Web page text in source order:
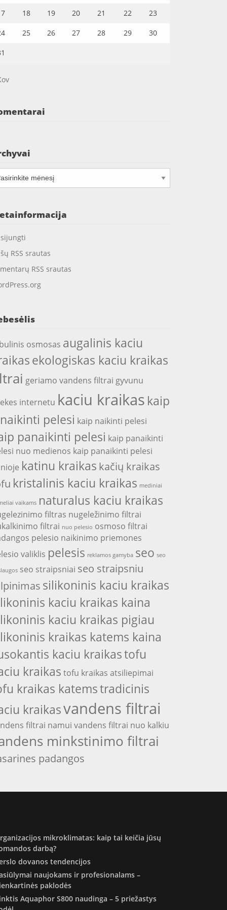
18 19 20 21 22 23
25 26 27 28 29 30
RSS srautas
RSS srautas
osmosas augalinis kaciu
ekologiskas kaciu kraikas
geriamo vandens filtrai gyvunu
internetu kaciu kraikas kaip
pelesi kaip naikinti pelesi
panaikinti pelesi kaip panaikinti
nuo medienos kaip panaikinti pelesi
katinu kraikas kačių kraikas
kristalinis kaciu kraikas mediniai
vaikams naturalus kaciu kraikas
filtras nugeležinimo filtrai
filtrai nuo pelesio osmoso filtrai
pelesio naikinimo priemones
valiklis pelesis reklamos gamyba seo seo
seo straipsniai seo straipsniu
silikoninis kaciu kraikas
kaciu kraikas kaina
kaciu kraikas pigiau
kraikas katems kaina
kaciu kraikastofu
kraikas tofu kraikas atsiliepimai
kraikas katemstradicinis
kraikasvandens filtrai
filtrai namui vandens filtrai nuo kalkiu
minkstinimo filtrai
padangos
mikroklimatas: kaip tai keičia jūsų
darbą?
dovanos tendencijos
naujokams ir profesionalams –
paklodės
Aquaphor S800 naudinga – 5 priežastys